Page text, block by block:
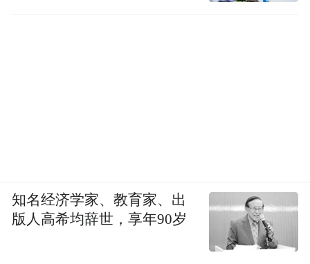
知名经济学家、教育家、出
版人高希均辞世，享年90岁